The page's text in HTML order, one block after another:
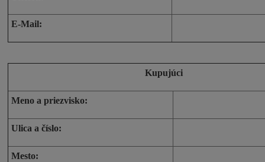
E-Mail:
Kupujúci
Meno a priezvisko:
Ulica a číslo:
Mesto: